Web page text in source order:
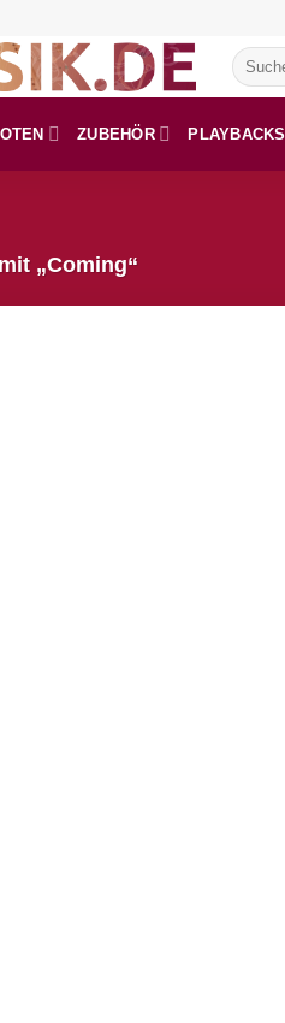
Suchen
nach:
ZUBEHÖR PLAYBACKS
„Coming“